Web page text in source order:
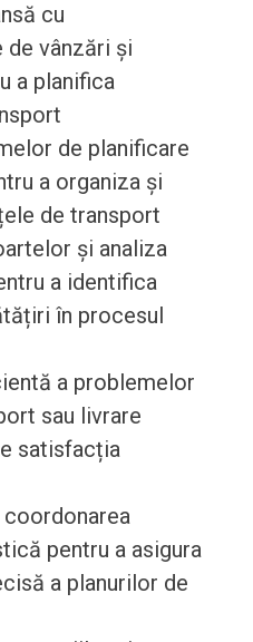
cu
de vânzări și
a planifica
de planificare
a organiza și
de transport
și analiza
a identifica
în procesul
a problemelor
sau livrare
satisfacția
pentru a asigura
a planurilor de